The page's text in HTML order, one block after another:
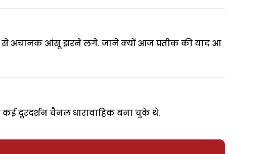
से अचानक आंसू झरने लगे. जाने क्यों आज प्रतीक की याद आ
दूरदर्शन चैनल धारावाहिक बना चुके थे.